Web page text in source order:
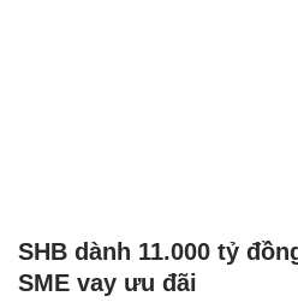
SHB dành 11.000 tỷ
SME vay ưu đãi